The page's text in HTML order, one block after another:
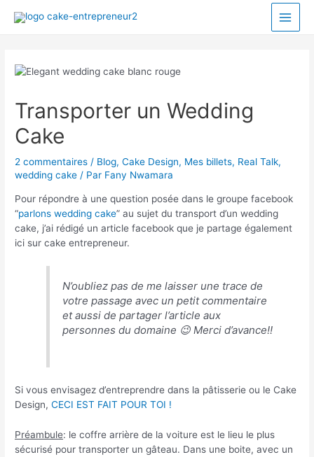
Transporter un Wedding
Cake
2 commentaires / Blog,Cake Design, Mes billets, Real Talk,
wedding cake / Par Fany Nwamara
Pour répondre à une question posée dans le groupe facebook
“parlons wedding cake” au sujet du transport d’un wedding
cake, j’ai rédigé un article facebook que je partage également
ici sur cake entrepreneur.
N’oubliez pas de me laisser une trace de
votre passage avec un petit commentaire
et aussi de partager l’article aux
personnes du domaine 😉 Merci d’avance!!
Si vous envisagez d’entreprendre dans la pâtisserie ou le Cake
Design,CECI EST FAIT POUR TOI !
Préambule: le coffre arrière de la voiture est le lieu le plus
sécurisé pour transporter un gâteau. Dans une boite, avec un